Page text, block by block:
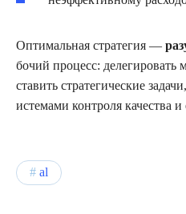
Оптимальная стратегия —
бочий процесс: делегировать
ставить стратегические
истемами контроля качества
al